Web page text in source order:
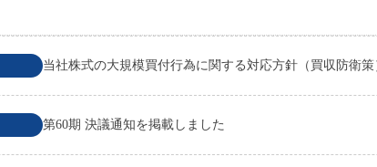
当社株式の大規模買付行為に関する対応方針（買収防衛
第60期 決議通知を掲載しました